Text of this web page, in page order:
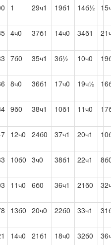
1 29ч1 19б1 14б½
4ч0 37б1 14ч0 34б1
7б0 35ч1 3б½ 10ч0
8ч0 36б1 17ч0 19ч½
9б0 38ч1 10б1 11ч0
12ч0 24б0 37ч1 20ч1
10б0 3ч0 38б1 22ч1
11ч0 6б0 36ч1 21б0
13б0 20ч0 22б0 33ч1
14ч0 21б1 18ч0 32б0